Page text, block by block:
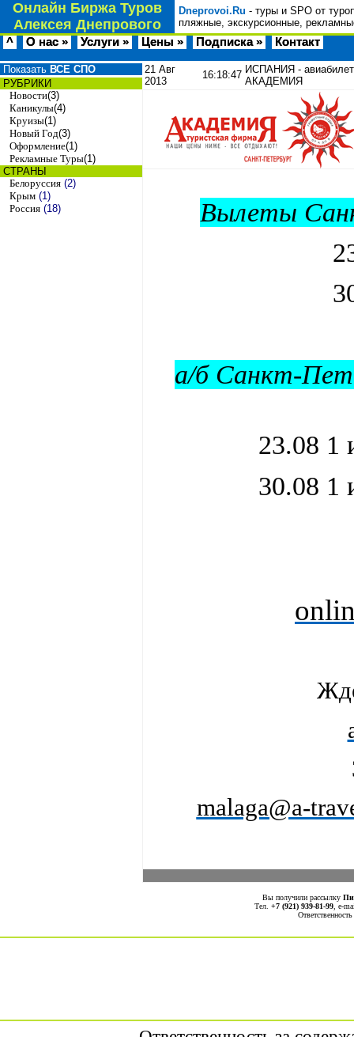
Онлайн Биржа Туров
Алексея Днепрового
Dneprovoi.Ru - туры и SPO от
пляжные, экскурсионные,
^ О нас » Услуги » Цены » Подписка » Контакт
Показать ВСЕ СПО
РУБРИКИ
Новости(3)
Каникулы(4)
Круизы(1)
Новый Год(3)
Оформление(1)
Рекламные Туры(1)
СТРАНЫ
Белоруссия (2)
Крым (1)
Россия (18)
21 Авг
2013
16:18:47 ИСПАНИЯ -
АКАДЕМИЯ
Вылеты
а/б Санкт-
23.08 1
30.08 1
malaga@a-
Вы получили рассылку
Тел. +7 (921) 939-81-99 , е-